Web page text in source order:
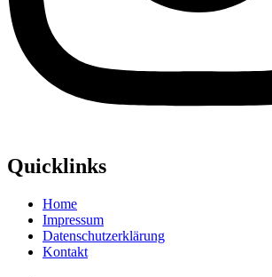
Quicklinks
Home
Impressum
Datenschutzerklärung
Kontakt